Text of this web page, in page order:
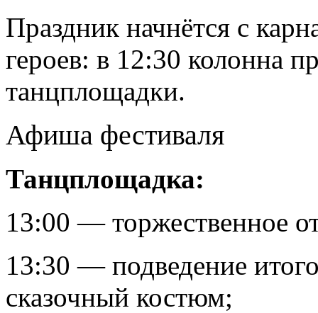
Праздник начнётся с
героев: в 12:30 колонна
танцплощадки.
Афиша фестиваля
Танцплощадка:
13:00 — торжественное
13:30 — подведение
сказочный костюм;